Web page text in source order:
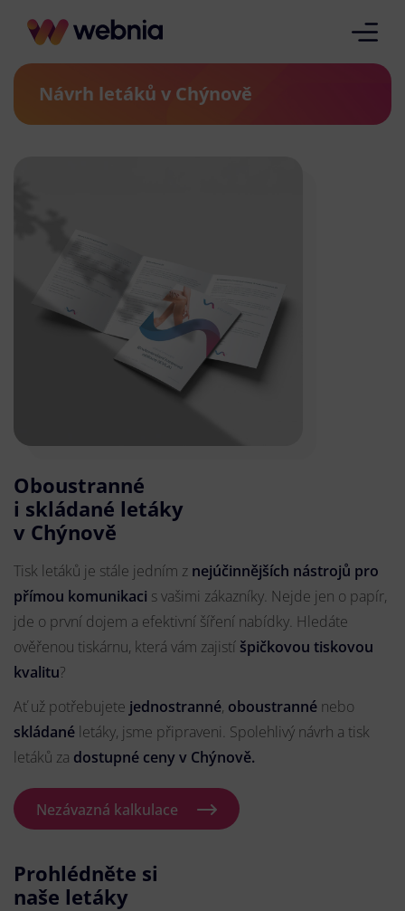
Návrh letáků v Chýnově
Oboustranné
i skládané letáky
v Chýnově
Tisk letáků je stále jedním z nejúčinnějších nástrojů pro
přímou komunikaci s vašimi zákazníky. Nejde jen o papír,
jde o první dojem a efektivní šíření nabídky. Hledáte
ověřenou tiskárnu, která vám zajistí špičkovou tiskovou
kvalitu?
Ať už potřebujete jednostranné, oboustranné nebo
skládané letáky, jsme připraveni. Spolehlivý návrh a tisk
letáků za dostupné ceny v Chýnově.
Nezávazná kalkulace
Prohlédněte si
naše letáky